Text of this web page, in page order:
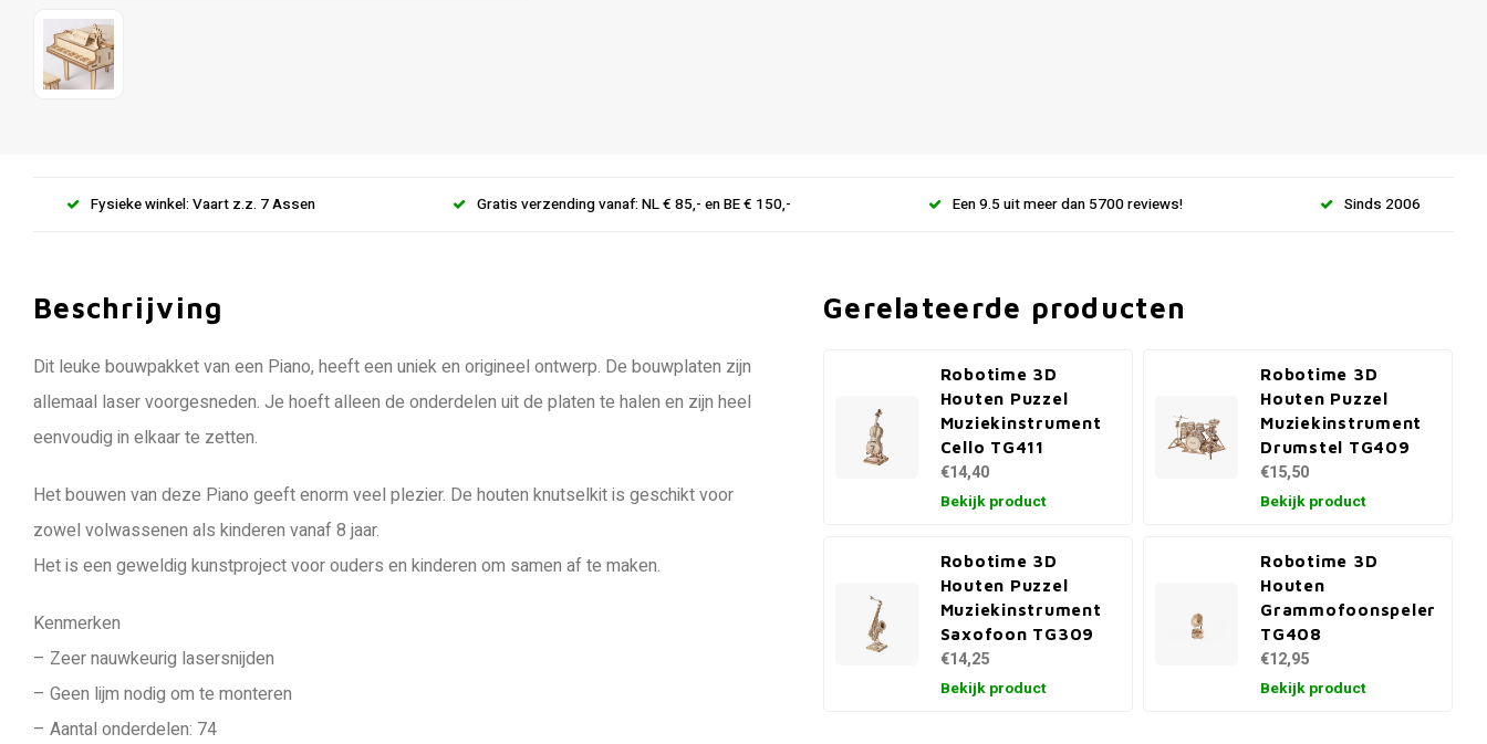
Fysieke winkel: Vaart z.z. 7 Assen Gratis verzending vanaf: NL € 85,- en BE € 150,- Een 9.5 uit meer dan 5700 reviews! Sinds 2006
Beschrijving
Dit leuke bouwpakket van een Piano, heeft een uniek en origineel ontwerp. De bouwplaten zijn
allemaal laser voorgesneden. Je hoeft alleen de onderdelen uit de platen te halen en zijn heel
eenvoudig in elkaar te zetten.
Het bouwen van deze Piano geeft enorm veel plezier. De houten knutselkit is geschikt voor
zowel volwassenen als kinderen vanaf 8 jaar.
Het is een geweldig kunstproject voor ouders en kinderen om samen af te maken.
Kenmerken
– Zeer nauwkeurig lasersnijden
– Geen lijm nodig om te monteren
– Aantal onderdelen: 74
Gerelateerde producten
Robotime 3D
Houten Puzzel
Muziekinstrument
Cello TG411
€14,40
Bekijk product
Robotime 3D
Houten Puzzel
Muziekinstrument
Drumstel TG409
€15,50
Bekijk product
Robotime 3D
Houten Puzzel
Muziekinstrument
Saxofoon TG309
€14,25
Bekijk product
Robotime 3D
Houten
Grammofoonspeler
TG408
€12,95
Bekijk product